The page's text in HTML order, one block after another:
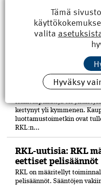
rooli on puhuttanut viime
Aiheesta...
Hallituksen jäsen
Antti Mäkelä
Rakennusinsinööri Antti
yhdistysaktiivi siitä saakka,
21-vuo­tiaana Petäjäskosken
Hallituspaikkoja eri
kertynyt yli kymmenen.
luottamustoimetkin ovat
RKL:n...
RKL-uutisia: RKL
eettiset pelisäännöt
RKL on määritellyt
peli­säännöt. Sääntöjen
Tämä
valita
Hyväksy